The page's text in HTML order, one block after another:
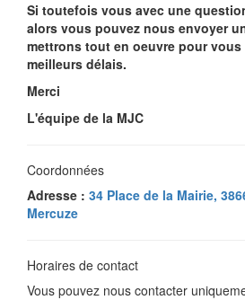
Si toutefois vous avec une
alors vous pouvez nous envoyer
mettrons tout en oeuvre pour
meilleurs délais.
Merci
L'équipe de la MJC
Coordonnées
Adresse : 34 Place de la Mairie,
Mercuze
Horaires de contact
Vous pouvez nous contacter